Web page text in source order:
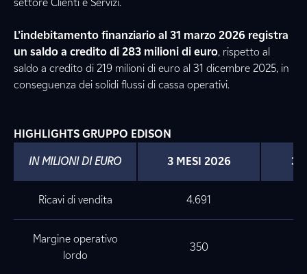
L’indebitamento finanziario al 31 marzo 2026 registra
un saldo a credito di 283 milioni di euro, rispetto al
saldo a credito di 219 milioni di euro al 31 dicembre 2025, in
conseguenza dei solidi flussi di cassa operativi.
HIGHLIGHTS GRUPPO EDISON
IN MILIONI DI EURO 3 MESI 2026 3
Ricavi di vendita 4.691
Margine operativo
lordo
350